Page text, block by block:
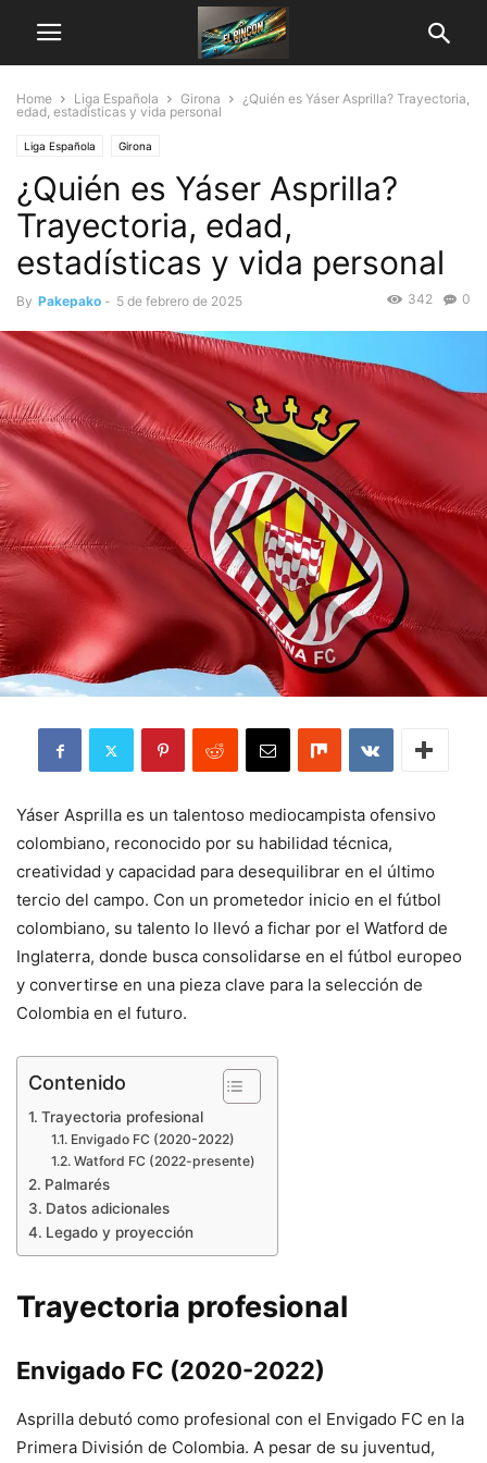
Home Liga Española Girona
¿Quién es Yáser Asprilla? Trayectoria,
edad, estadísticas y vida personal
Liga Española Girona
¿Quién es Yáser Asprilla?
Trayectoria, edad,
estadísticas y vida personal
By Pakepako - 5 de febrero de 2025 0
342
Yáser Asprilla es un talentoso mediocampista ofensivo
colombiano, reconocido por su habilidad técnica,
creatividad y capacidad para desequilibrar en el último
tercio del campo. Con un prometedor inicio en el fútbol
colombiano, su talento lo llevó a fichar por el Watford de
Inglaterra, donde busca consolidarse en el fútbol europeo
y convertirse en una pieza clave para la selección de
Colombia en el futuro.
Contenido
Trayectoria profesional
Envigado FC (2020-2022)
Watford FC (2022-presente)
Palmarés
Datos adicionales
Legado y proyección
Trayectoria profesional
Envigado FC (2020-2022)
Asprilla debutó como profesional con el Envigado FC en la
Primera División de Colombia. A pesar de su juventud,